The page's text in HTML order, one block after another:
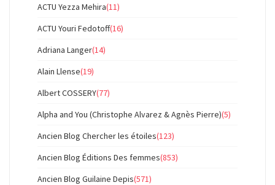
ACTU Yezza Mehira(11)
ACTU Youri Fedotoff(16)
Adriana Langer(14)
Alain Llense(19)
Albert COSSERY(77)
Alpha and You (Christophe Alvarez & Agnès Pierre)(5)
Ancien Blog Chercher les étoiles(123)
Ancien Blog Éditions Des femmes(853)
Ancien Blog Guilaine Depis(571)